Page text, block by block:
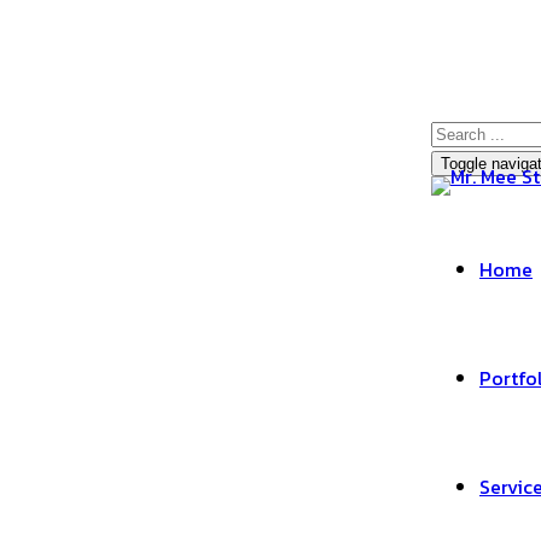
Toggle
Home